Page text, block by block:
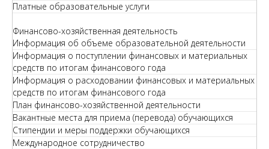
Платные образовательные услуги
Финансово-хозяйственная деятельность
Информация об объеме образовательной деятельности
Информация о поступлении финансовых и материальных
средств по итогам финансового года
Информация о расходовании финансовых и материальных
средств по итогам финансового года
План финансово-хозяйственной деятельности
Вакантные места для приема (перевода) обучающихся
Стипендии и меры поддержки обучающихся
Международное сотрудничество